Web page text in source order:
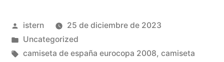
Publicado
por
istern
25 de diciembre de 2023
Publicado
en
Uncategorized
Etiquetas:
camiseta de españa eurocopa 2008, camiseta